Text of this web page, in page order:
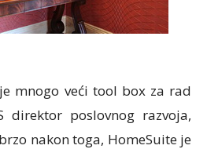
mnogo veći tool box za rad
direktor poslovnog razvoja,
nakon toga, HomeSuite je